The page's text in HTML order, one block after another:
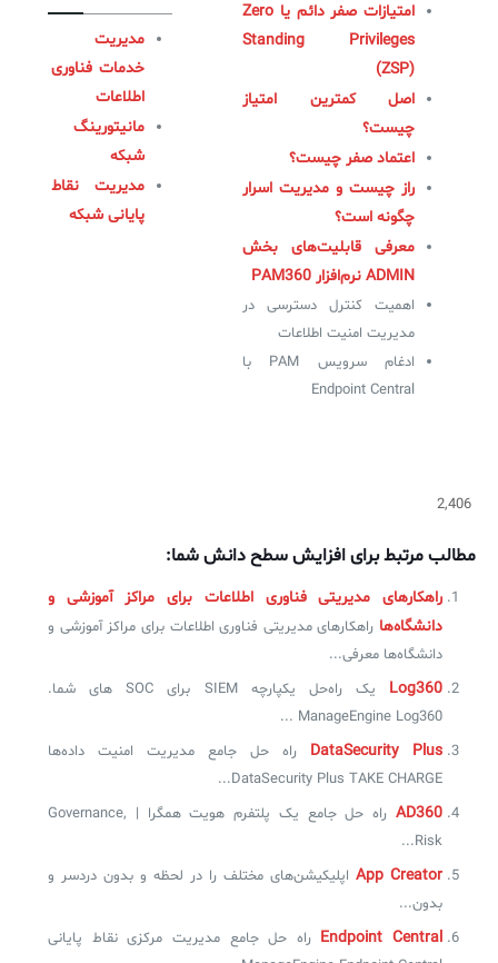
امتیازات صفر دائم یا Zero
Standing Privileges
(ZSP)
اصل کمترین امتیاز
چیست؟
اعتماد صفر چیست؟
راز چیست و مدیریت اسرار
چگونه است؟
معرفی قابلیت‌های بخش
ADMIN نرم‌افزار PAM360
اهمیت کنترل دسترسی در
مدیریت امنیت اطلاعات
ادغام سرویس PAM با
Endpoint Central
مدیریت
خدمات فناوری
اطلاعات
مانیتورینگ
شبکه
مدیریت نقاط
پایانی شبکه
2,406
مطالب مرتبط برای افزایش سطح دانش شما:
راهکارهای مدیریتی فناوری اطلاعات برای مراکز آموزشی و
دانشگاه‌ها راهکارهای مدیریتی فناوری اطلاعات برای مراکز آموزشی و
دانشگاه‌ها معرفی...
Log360
یک راه‌حل یکپارچه SIEM برای SOC های شما.
ManageEngine Log360 ...
DataSecurity Plus
راه حل جامع مدیریت امنیت داده‌ها
DataSecurity Plus TAKE CHARGE...
AD360
راه حل جامع یک پلتفرم هویت همگرا | Governance,
Risk...
App Creator اپلیکیشن‌های مختلف را در لحظه و بدون دردسر و
بدون...
Endpoint Central راه حل جامع مدیریت مرکزی نقاط پایانی